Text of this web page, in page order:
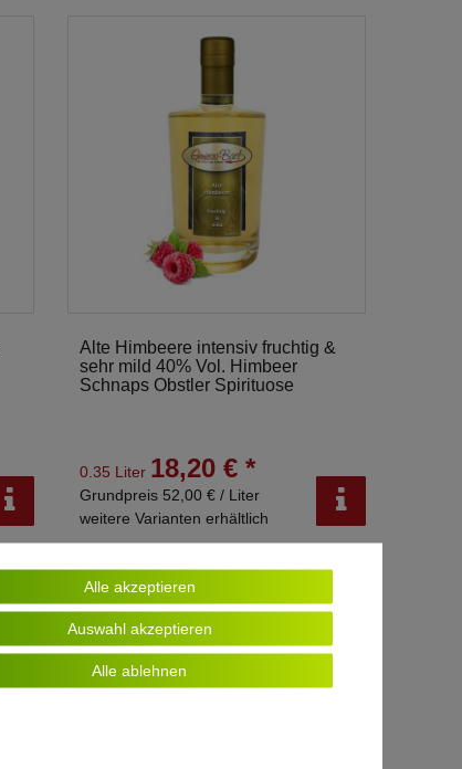
Alte Himbeere intensiv fruchtig &
sehr mild 40% Vol. Himbeer
Schnaps Obstler Spirituose
0.35 Liter 18,20 € *
Grundpreis 52,00 € / Liter
weitere Varianten erhältlich
Alle akzeptieren
Auswahl akzeptieren
Alle ablehnen